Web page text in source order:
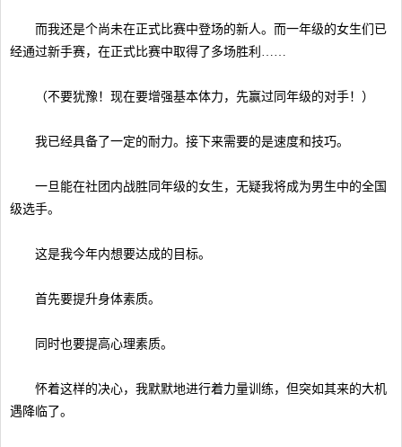
而我还是个尚未在正式比赛中登场的新人。而一年级的女生们已
经通过新手赛，在正式比赛中取得了多场胜利……
（不要犹豫！现在要增强基本体力，先赢过同年级的对手！）
我已经具备了一定的耐力。接下来需要的是速度和技巧。
一旦能在社团内战胜同年级的女生，无疑我将成为男生中的全国
级选手。
这是我今年内想要达成的目标。
首先要提升身体素质。
同时也要提高心理素质。
怀着这样的决心，我默默地进行着力量训练，但突如其来的大机
遇降临了。